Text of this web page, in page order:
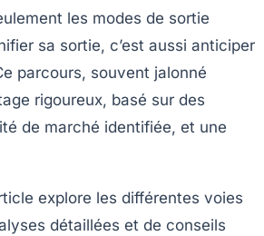
les modes de sortie
sa sortie, c’est aussi anticiper
parcours, souvent jalonné
rigoureux, basé sur des
de marché identifiée, et une
explore les différentes voies
détaillées et de conseils